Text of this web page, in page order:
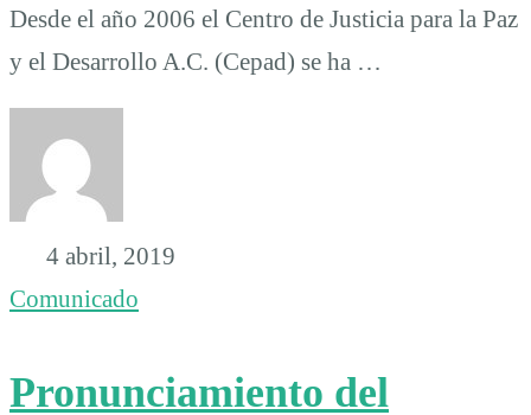
Desde el año 2006 el Centro de Justicia para la Paz
y el Desarrollo A.C. (Cepad) se ha …
4 abril, 2019
Comunicado
Pronunciamiento del